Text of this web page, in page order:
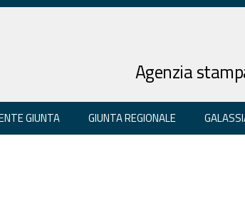
Agenzia
GIUNTA GIUNTA REGIONALE